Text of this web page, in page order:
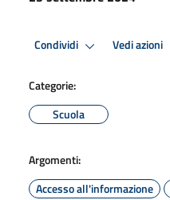
Condividi Vedi azioni
Categorie:
Scuola
Argomenti:
Accesso all'informazione